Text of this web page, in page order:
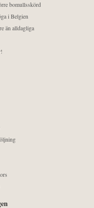
bomullsskörd
i Belgien
än alldagliga